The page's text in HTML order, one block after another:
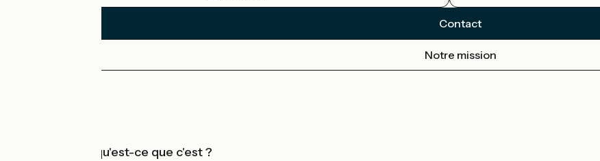
Contact
Notre mission
Accueil Vélo qu'est-ce que c'est ?